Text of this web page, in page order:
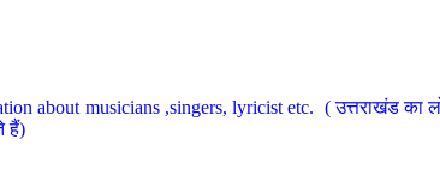
about musicians ,singers, lyricist etc. ( उत्तराखंड का
हैं)